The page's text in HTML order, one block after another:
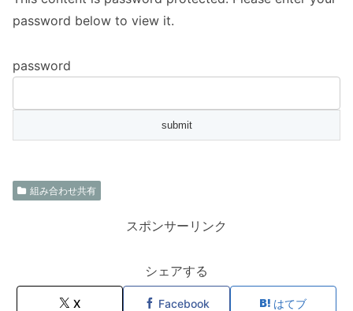
password below to view it.
password
組み合わせ共有
スポンサーリンク
シェアする
X Facebook はてブ